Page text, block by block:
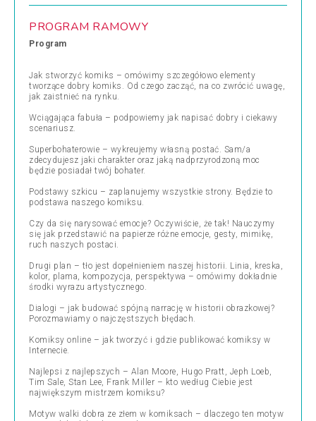
PROGRAM RAMOWY
Program
Jak stworzyć komiks – omówimy szczegółowo elementy
tworzące dobry komiks. Od czego zacząć, na co zwrócić uwagę,
jak zaistnieć na rynku.
Wciągająca fabuła – podpowiemy jak napisać dobry i ciekawy
scenariusz.
Superbohaterowie – wykreujemy własną postać. Sam/a
zdecydujesz jaki charakter oraz jaką nadprzyrodzoną moc
będzie posiadał twój bohater.
Podstawy szkicu – zaplanujemy wszystkie strony. Będzie to
podstawa naszego komiksu.
Czy da się narysować emocje? Oczywiście, że tak! Nauczymy
się jak przedstawić na papierze różne emocje, gesty, mimikę,
ruch naszych postaci.
Drugi plan – tło jest dopełnieniem naszej historii. Linia, kreska,
kolor, plama, kompozycja, perspektywa – omówimy dokładnie
środki wyrazu artystycznego.
Dialogi – jak budować spójną narrację w historii obrazkowej?
Porozmawiamy o najczęstszych błędach.
Komiksy online – jak tworzyć i gdzie publikować komiksy w
Internecie.
Najlepsi z najlepszych – Alan Moore, Hugo Pratt, Jeph Loeb,
Tim Sale, Stan Lee, Frank Miller – kto według Ciebie jest
największym mistrzem komiksu?
Motyw walki dobra ze złem w komiksach – dlaczego ten motyw